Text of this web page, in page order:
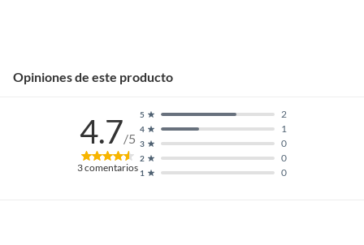
Opiniones de este producto
4.7/5
3comentarios 1 0
2 0
3 0
4 1
5 2